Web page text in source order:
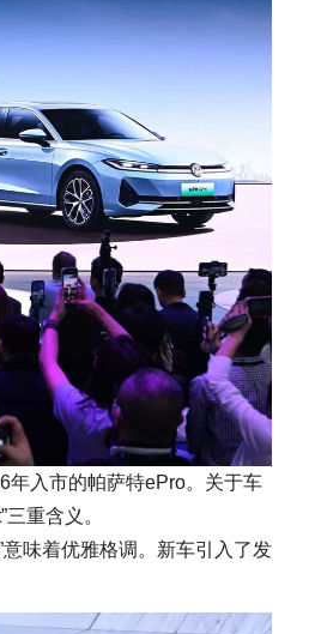
年入市的帕萨特ePro。关于车
重含义。
意味着优雅格调。新车引入了发